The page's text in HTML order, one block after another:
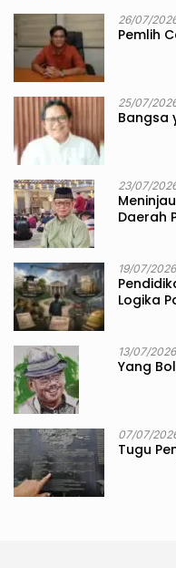
26/07/
Pemlih
25/07/
Bangsa
23/07/
Daerah
19/07/2026
Logika
13/07/2026
Yang
07/07/
Tugu